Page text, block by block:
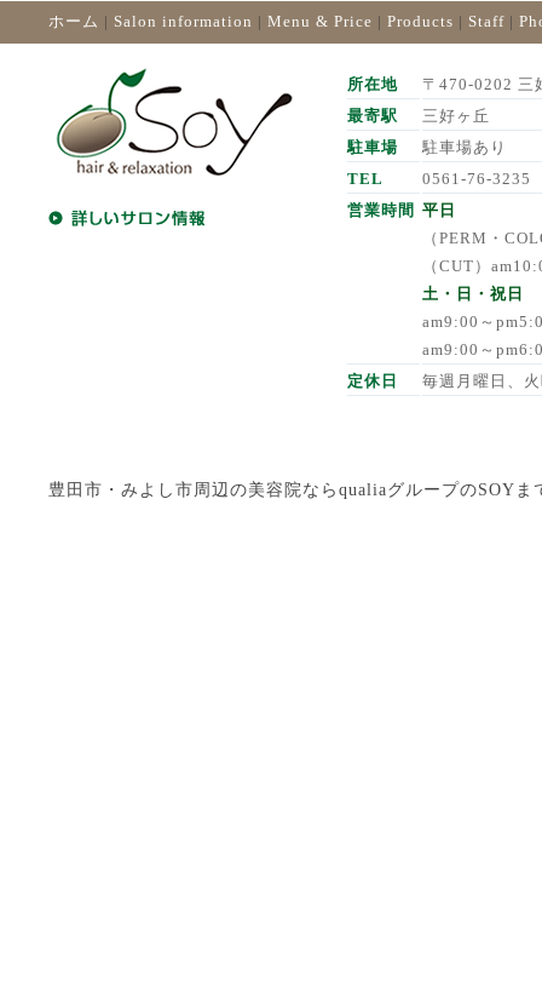
ホーム | Salon information | Menu & Price | Products | Staff |
所在地
〒470-0202 三
最寄駅
三好ヶ丘
駐車場
駐車場あり
TEL
0561-76-3235
営業時間 平日
（PERM・
（CUT）
土・日・祝日
am9:00～
am9:00～
定休日
毎週月曜日、
豊田市・みよし市周辺の美容院ならqualiaグループのSOY